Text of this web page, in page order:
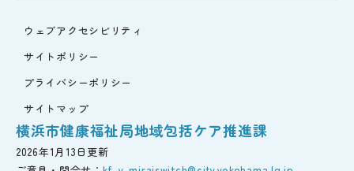
ウェブアクセシビリティ
サイトポリシー
プライバシーポリシー
サイトマップ
横浜市健康福祉局地域包括ケア推進課
2026年1月13日更新